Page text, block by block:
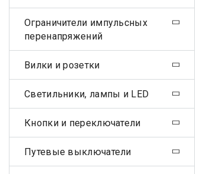
Ограничители импульсных
перенапряжений
Вилки и розетки
Светильники, лампы и LED
Кнопки и переключатели
Путевые выключатели